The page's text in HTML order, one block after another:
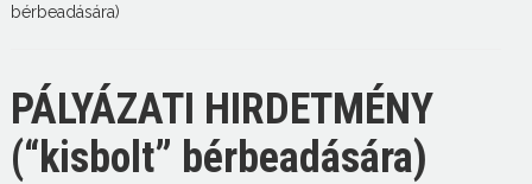
bérbeadására)
PÁLYÁZATI HIRDETMÉNY
(“kisbolt” bérbeadására)